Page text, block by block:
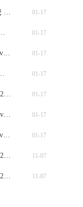
01-17
01-17
01-17
01-17
01-17
01-17
01-17
11-07
11-07